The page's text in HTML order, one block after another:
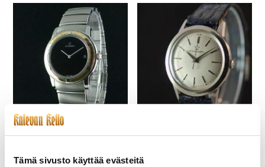
Tämä sivusto käyttää evästeitä
ETERNA-221-NOS
GALAXIS
MATIC